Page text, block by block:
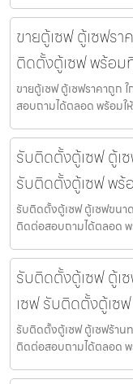
ขายตู้เซฟ ตู้เซฟร
ติดตั้งตู้เซฟ พร้อม
ขายตู้เซฟ ตู้เซฟราคาถูก
สอบถามได้ตลอด พร้อมใ
รับติดตั้งตู้เซฟ ตู้เ
รับติดตั้งตู้เซฟ พร้
รับติดตั้งตู้เซฟ ตู้เซฟขนา
ติดต่อสอบถามได้ตลอด
รับติดตั้งตู้เซฟ ตู้เ
เซฟ รับติดตั้งตู้เซ
รับติดตั้งตู้เซฟ ตู้เซฟร้าน
ติดต่อสอบถามได้ตลอด พ